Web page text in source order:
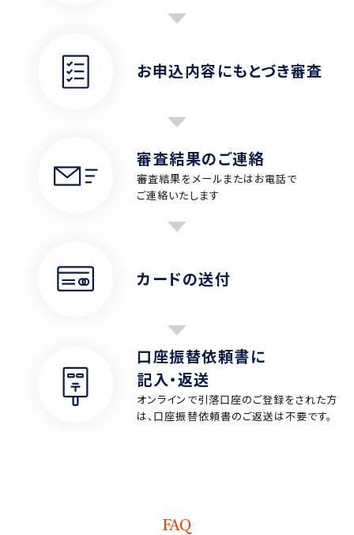
お申込内容にもとづき審査
審査結果のご連絡
審査結果をメールまたはお電話で
ご連絡いたします
カードの送付
口座振替依頼書に
記入・返送
オンラインで引落口座のご登録をされた方
は、口座振替依頼書のご返送は不要です。
FAQ